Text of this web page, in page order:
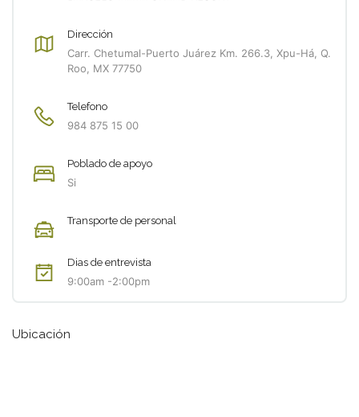
Dirección
Carr. Chetumal-Puerto Juárez Km. 266.3, Xpu-Há, Q.
Roo, MX 77750
Telefono
984 875 15 00
Poblado de apoyo
Si
Transporte de personal
Dias de entrevista
9:00am -2:00pm
Ubicación